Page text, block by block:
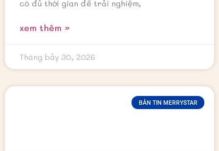
có đủ thời gian để trải nghiệm,
xem thêm »
Tháng bảy 30, 2026
BẢN TIN MERRYSTAR